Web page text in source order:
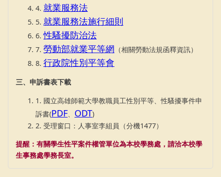
4. 就業服務法
5. 就業服務法施行細則
6.性騷擾防治法
7. 勞動部就業平等網 （相關勞動法規函釋資訊）
8. 行政院性別平等會
三、申訴書表下載
1. 國立高雄師範大學教職員工性別平等、性騷擾事件申
訴書(PDF ODT)
2. 受理窗口：人事室李組員（分機1477）
提醒：有關學生性平案件權管單位為本校學務處，請洽本校學
生事務處學務長室。